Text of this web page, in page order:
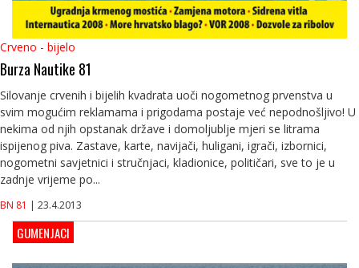
Crveno - bijelo
Burza Nautike 81
Silovanje crvenih i bijelih kvadrata uoči nogometnog prvenstva u
svim mogućim reklamama i prigodama postaje već nepodnošljivo! U
nekima od njih opstanak države i domoljublje mjeri se litrama
ispijenog piva. Zastave, karte, navijači, huligani, igrači, izbornici,
nogometni savjetnici i stručnjaci, kladionice, političari, sve to je u
zadnje vrijeme po...
BN 81 | 23.4.2013
GUMENJACI